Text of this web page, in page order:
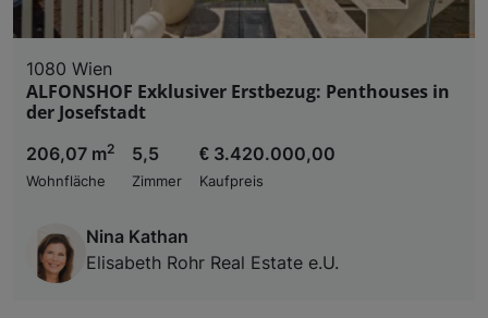
1080 Wien
ALFONSHOF Exklusiver Erstbezug: Penthouses in
der Josefstadt
206,07 m2
Wohnfläche
5,5
Zimmer
€ 3.420.000,00
Kaufpreis
Nina Kathan
Elisabeth Rohr Real Estate e.U.